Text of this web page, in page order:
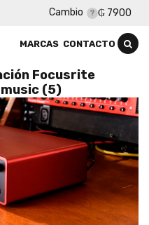
Cambio ₲ 7900
MARCAS CONTACTO
Focusrite
(5)